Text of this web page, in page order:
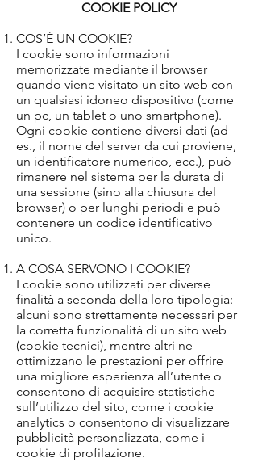
COOKIE POLICY
COS’È UN COOKIE?
I cookie sono informazioni
memorizzate mediante il browser
quando viene visitato un sito web con
un qualsiasi idoneo dispositivo (come
un pc, un tablet o uno smartphone).
Ogni cookie contiene diversi dati (ad
es., il nome del server da cui proviene,
un identificatore numerico, ecc.), può
rimanere nel sistema per la durata di
una sessione (sino alla chiusura del
browser) o per lunghi periodi e può
contenere un codice identificativo
unico.
A COSA SERVONO I COOKIE?
I cookie sono utilizzati per diverse
finalità a seconda della loro tipologia:
alcuni sono strettamente necessari per
la corretta funzionalità di un sito web
(cookie tecnici), mentre altri ne
ottimizzano le prestazioni per offrire
una migliore esperienza all’utente o
consentono di acquisire statistiche
sull’utilizzo del sito, come i cookie
analytics o consentono di visualizzare
pubblicità personalizzata, come i
cookie di profilazione.